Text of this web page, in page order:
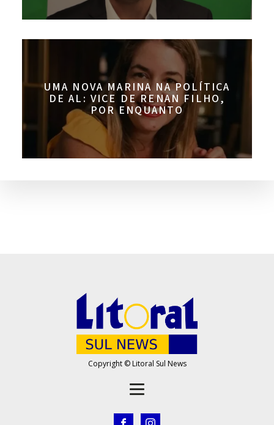
UMA NOVA MARINA NA POLÍTICA
DE AL: VICE DE RENAN FILHO,
POR ENQUANTO
Copyright © Litoral Sul News